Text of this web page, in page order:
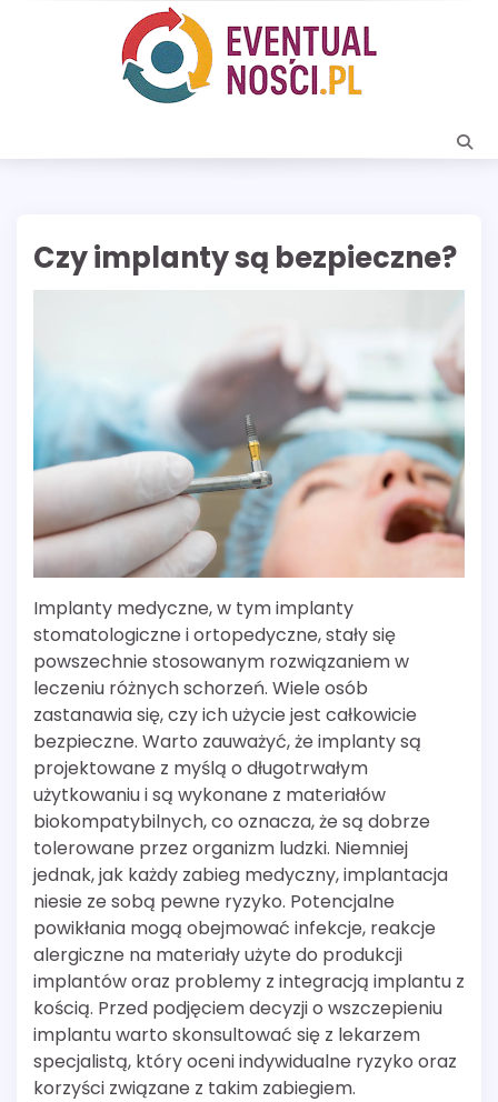
Czy implanty są bezpieczne?
Implanty medyczne, w tym implanty
stomatologiczne i ortopedyczne, stały się
powszechnie stosowanym rozwiązaniem w
leczeniu różnych schorzeń. Wiele osób
zastanawia się, czy ich użycie jest całkowicie
bezpieczne. Warto zauważyć, że implanty są
projektowane z myślą o długotrwałym
użytkowaniu i są wykonane z materiałów
biokompatybilnych, co oznacza, że są dobrze
tolerowane przez organizm ludzki. Niemniej
jednak, jak każdy zabieg medyczny, implantacja
niesie ze sobą pewne ryzyko. Potencjalne
powikłania mogą obejmować infekcje, reakcje
alergiczne na materiały użyte do produkcji
implantów oraz problemy z integracją implantu z
kością. Przed podjęciem decyzji o wszczepieniu
implantu warto skonsultować się z lekarzem
specjalistą, który oceni indywidualne ryzyko oraz
korzyści związane z takim zabiegiem.